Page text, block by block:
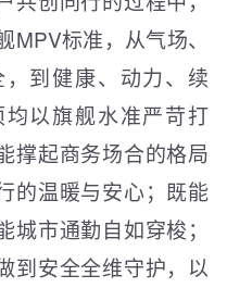
标准，从气场、
到健康、动力、续
以旗舰水准严苛打
撑起商务场合的格局
的温暖与安心；既能
市通勤自如穿梭；
到安全全维守护，以